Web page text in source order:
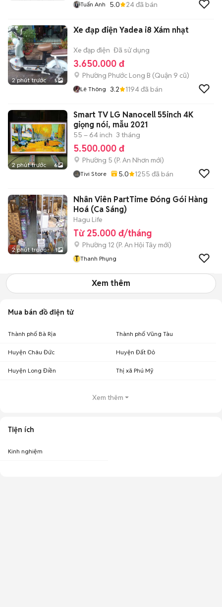
Tuấn Anh 5.0 24đã bán
2 phút trước 5
Xe đạp điện Yadea i8 Xám nhạt
Xe đạp điện Đã sử dụng
3.650.000 đ
Phường Phước Long B (Quận 9 cũ)
Lê Thông 3.2 1194đã bán
2 phút trước 6
Smart TV LG Nanocell 55inch 4K
giọng nói, mẫu 2021
55 – 64 inch 3 tháng
5.500.000 đ
Phường 5 (P. An Nhơn mới)
Tivi Store 5.0 1255 đã bán
2 phút trước 1
Nhân Viên PartTime Đóng Gói Hàng
Hoá (Ca Sáng)
Hagu Life
Từ 25.000 đ/tháng
Phường 12 (P. An Hội Tây mới)
T Thanh Phụng
Xem thêm
Mua bán đồ điện tử
Thành phố Bà Rịa Thành phố Vũng Tàu
Huyện Châu Đức Huyện Đất Đỏ
Huyện Long Điền Thị xã Phú Mỹ
Xem thêm
Tiện ích
Kinh nghiệm